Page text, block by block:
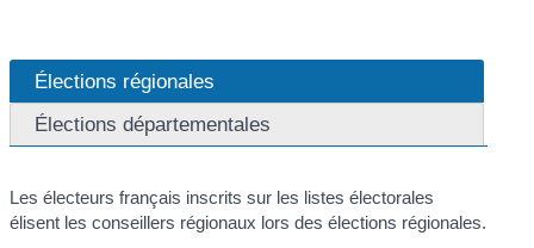
Élections régionales
Élections départementales
Les électeurs français inscrits sur les listes électorales
élisent les conseillers régionaux lors des élections régionales.